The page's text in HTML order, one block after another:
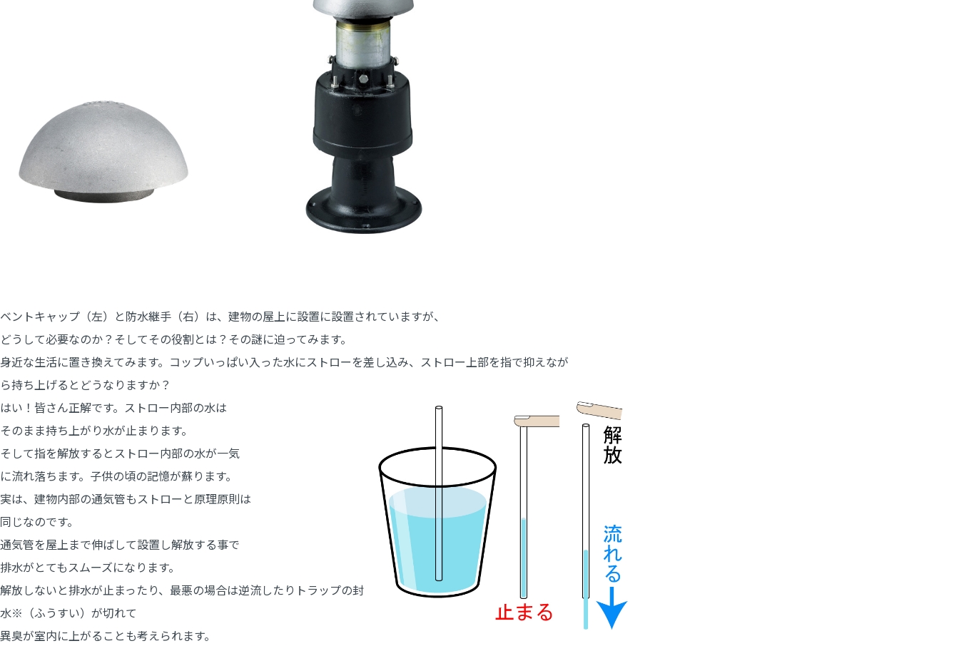
ベントキャップ（左）と防水継手（右）は、建物の屋上に設置に設置されていますが、
どうして必要なのか？そしてその役割とは？その謎に迫ってみます。
身近な生活に置き換えてみます。コップいっぱい入った水にストローを差し込み、ストロー上部を指で抑えなが
ら持ち上げるとどうなりますか？
はい！皆さん正解です。ストロー内部の水は
そのまま持ち上がり水が止まります。
そして指を解放するとストロー内部の水が一気
に流れ落ちます。子供の頃の記憶が蘇ります。
実は、建物内部の通気管もストローと原理原則は
同じなのです。
通気管を屋上まで伸ばして設置し解放する事で
排水がとてもスムーズになります。
解放しないと排水が止まったり、最悪の場合は逆流したりトラップの封
水※（ふうすい）が切れて
異臭が室内に上がることも考えられます。